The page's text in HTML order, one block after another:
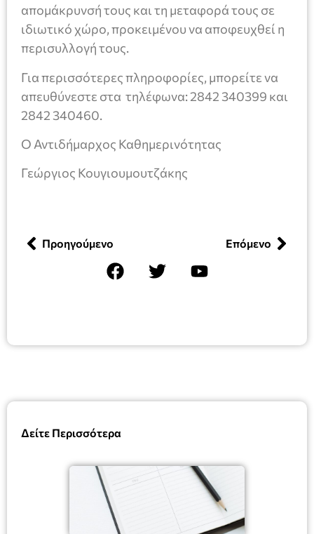
Δείτε Περισσότερα
απομάκρυνσή τους και τη μεταφορά τους σε
ιδιωτικό χώρο, προκειμένου να αποφευχθεί η
περισυλλογή τους.
Για περισσότερες πληροφορίες, μπορείτε να
απευθύνεστε στα τηλέφωνα: 2842 340399 και
2842 340460.
Ο Αντιδήμαρχος Καθημερινότητας
Γεώργιος Κουγιουμουτζάκης
Προηγούμενο Επόμενο